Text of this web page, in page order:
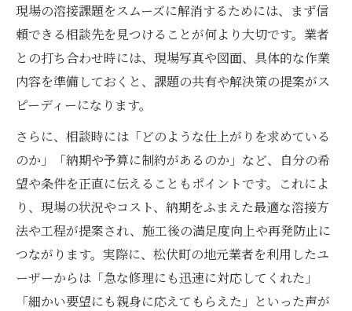
現場の溶接課題をスムーズに解消するためには、まず信
頼できる相談先を見つけることが何より大切です。業者
との打ち合わせ時には、現場写真や図面、具体的な作業
内容を準備しておくと、課題の共有や解決策の提案がス
ピーディーになります。
さらに、相談時には「どのような仕上がりを求めている
のか」「納期や予算に制約があるのか」など、自分の希
望や条件を正直に伝えることもポイントです。これによ
り、現場の状況やコスト、納期をふまえた最適な溶接方
法や工程が提案され、施工後の満足度向上や再発防止に
つながります。実際に、松伏町の地元業者を利用したユ
ーザーからは「急な修理にも迅速に対応してくれた」
「細かい要望にも親身に応えてもらえた」といった声が